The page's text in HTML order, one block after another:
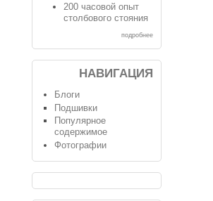
200 часовой опыт
столбового стояния
подробнее
НАВИГАЦИЯ
Блоги
Подшивки
Популярное
содержимое
Фотографии